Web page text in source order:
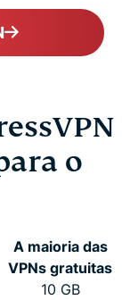
o
A maioria das
VPNs gratuitas
10 GB